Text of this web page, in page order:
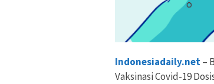
Indonesiadaily.net–
Vaksinasi Covid-19